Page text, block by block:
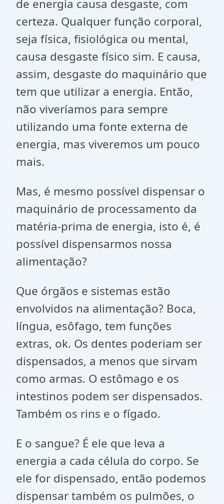
de energia causa desgaste, com
certeza. Qualquer função corporal,
seja física, fisiológica ou mental,
causa desgaste físico sim. E causa,
assim, desgaste do maquinário que
tem que utilizar a energia. Então,
não viveríamos para sempre
utilizando uma fonte externa de
energia, mas viveremos um pouco
mais.
Mas, é mesmo possível dispensar o
maquinário de processamento da
matéria-prima de energia, isto é, é
possível dispensarmos nossa
alimentação?
Que órgãos e sistemas estão
envolvidos na alimentação? Boca,
língua, esôfago, tem funções
extras, ok. Os dentes poderiam ser
dispensados, a menos que sirvam
como armas. O estômago e os
intestinos podem ser dispensados.
Também os rins e o fígado.
E o sangue? É ele que leva a
energia a cada célula do corpo. Se
ele for dispensado, então podemos
dispensar também os pulmões, o